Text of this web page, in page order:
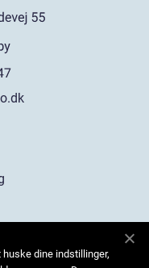
dine indstillinger,